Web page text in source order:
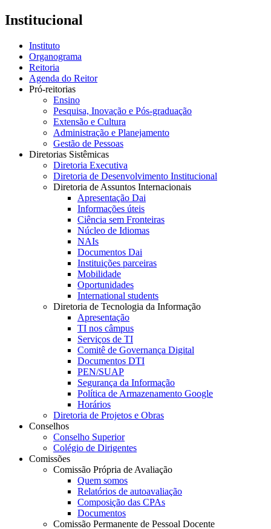
Institucional
Instituto
Organograma
Reitoria
Agenda do Reitor
Pró-reitorias
Ensino
Pesquisa, Inovação e Pós-graduação
Extensão e Cultura
Administração e Planejamento
Gestão de Pessoas
Diretorias Sistêmicas
Diretoria Executiva
Diretoria de Desenvolvimento Institucional
Diretoria de Assuntos Internacionais
Apresentação Dai
Informações úteis
Ciência sem Fronteiras
Núcleo de Idiomas
NAIs
Documentos Dai
Instituições parceiras
Mobilidade
Oportunidades
International students
Diretoria de Tecnologia da Informação
Apresentação
TI nos câmpus
Serviços de TI
Comitê de Governança Digital
Documentos DTI
PEN/SUAP
Segurança da Informação
Política de Armazenamento Google
Horários
Diretoria de Projetos e Obras
Conselhos
Conselho Superior
Colégio de Dirigentes
Comissões
Comissão Própria de Avaliação
Quem somos
Relatórios de autoavaliação
Composição das CPAs
Documentos
Comissão Permanente de Pessoal Docente